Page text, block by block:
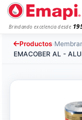
Brindando excelencia desde
Productos›
EMACOBER AL -